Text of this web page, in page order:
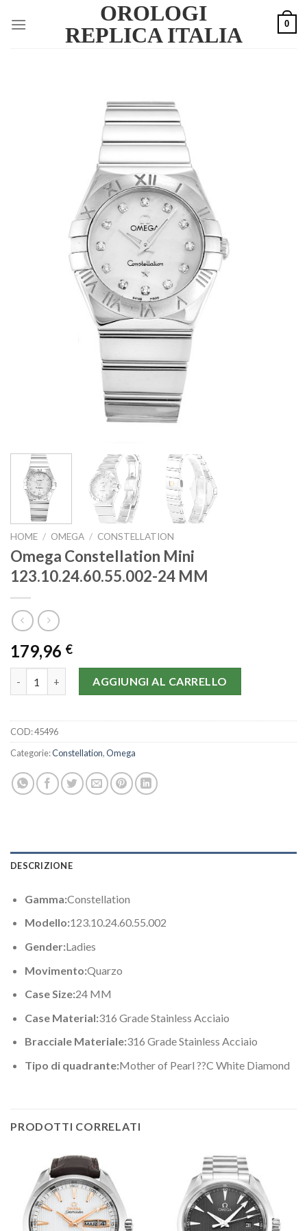
OROLOGI
REPLICA ITALIA
0
HOME / OMEGA / CONSTELLATION
Omega Constellation Mini
123.10.24.60.55.002-24 MM
179,96 €
AGGIUNGI AL CARRELLO
COD:45496
Categorie:Constellation,Omega
DESCRIZIONE
Gamma:Constellation
Modello:123.10.24.60.55.002
Gender:Ladies
Movimento:Quarzo
Case Size:24 MM
Case Material:316 Grade Stainless Acciaio
Bracciale Materiale:316 Grade Stainless Acciaio
Tipo di quadrante:Mother of Pearl ??C White Diamond
PRODOTTI CORRELATI